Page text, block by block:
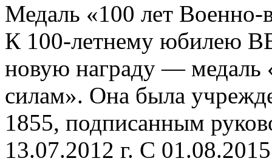
Медаль «100 лет
К 100-летнему юбилею
новую награду — медаль
силам». Она была
1855, подписанным
13.07.2012 г. С